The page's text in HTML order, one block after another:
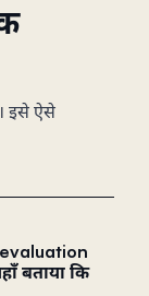
इसे ऐसे
बताया कि